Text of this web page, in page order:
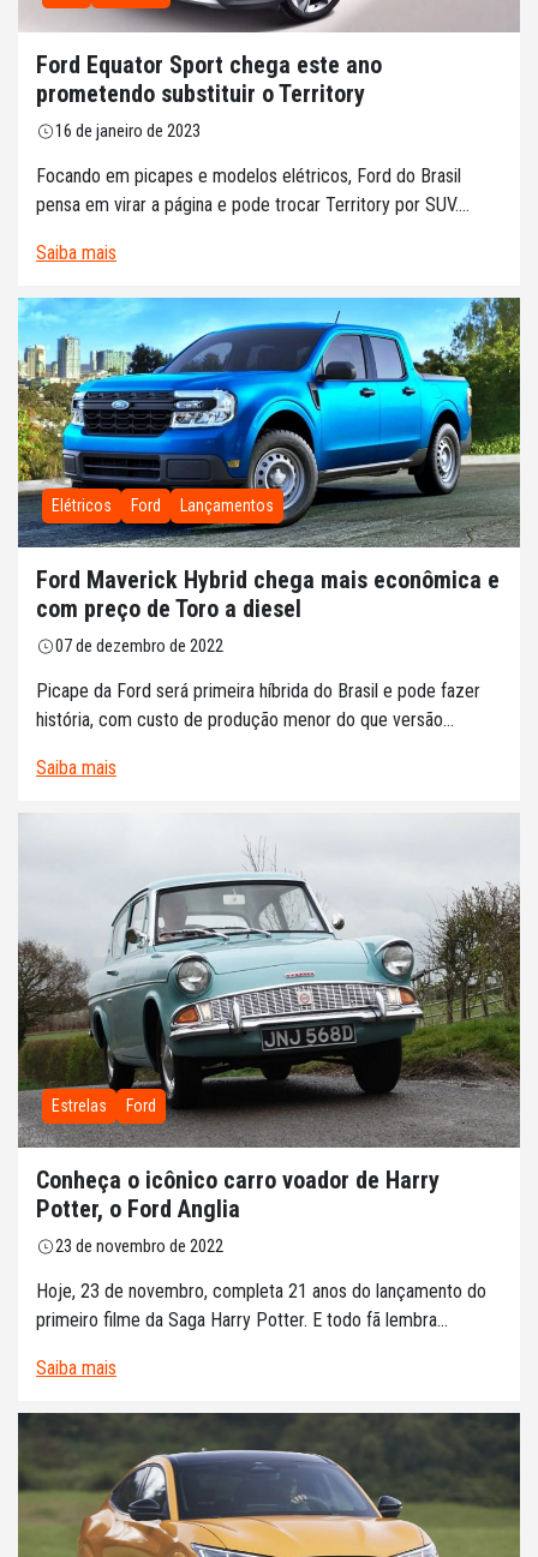
Ford Equator Sport chega este ano
prometendo substituir o Territory
16 de janeiro de 2023
Focando em picapes e modelos elétricos, Ford do Brasil
pensa em virar a página e pode trocar Territory por SUV....
Saiba mais
Elétricos Ford Lançamentos
Ford Maverick Hybrid chega mais econômica e
com preço de Toro a diesel
07 de dezembro de 2022
Picape da Ford será primeira híbrida do Brasil e pode fazer
história, com custo de produção menor do que versão...
Saiba mais
Estrelas Ford
Conheça o icônico carro voador de Harry
Potter, o Ford Anglia
23 de novembro de 2022
Hoje, 23 de novembro, completa 21 anos do lançamento do
primeiro filme da Saga Harry Potter. E todo fã lembra...
Saiba mais